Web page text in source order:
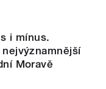
i mínus.
Moravě